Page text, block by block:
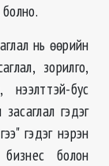
нь өөрийн
зорилго,
нээлттэй-бус
гэдэг
гэдэг нэрэн
болон